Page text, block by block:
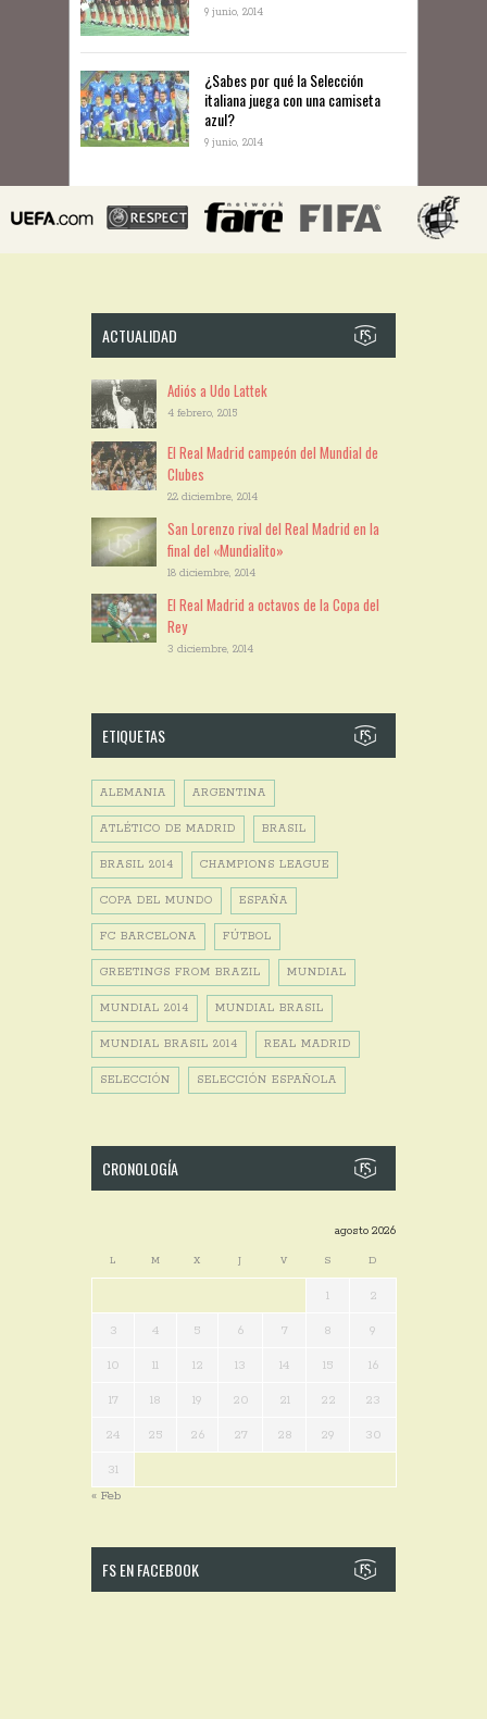
9 junio, 2014
¿Sabes por qué la Selección
italiana juega con una camiseta
azul?
9 junio, 2014
ACTUALIDAD
Adiós a Udo Lattek
4 febrero, 2015
El Real Madrid campeón del Mundial de
Clubes
22 diciembre, 2014
San Lorenzo rival del Real Madrid en la
final del «Mundialito»
18 diciembre, 2014
El Real Madrid a octavos de la Copa del
Rey
3 diciembre, 2014
ETIQUETAS
ALEMANIA ARGENTINA
ATLÉTICO DE MADRID BRASIL
BRASIL 2014 CHAMPIONS LEAGUE
COPA DEL MUNDO ESPAÑA
FC BARCELONA FÚTBOL
GREETINGS FROM BRAZIL MUNDIAL
MUNDIAL 2014 MUNDIAL BRASIL
MUNDIAL BRASIL 2014 REAL MADRID
SELECCIÓN SELECCIÓN ESPAÑOLA
CRONOLOGÍA
agosto 2026
L M X J V S D
1 2
3 4 5 6 7 8 9
10 11 12 13 14 15 16
17 18 19 20 21 22 23
24 25 26 27 28 29 30
31
« Feb
FS EN FACEBOOK